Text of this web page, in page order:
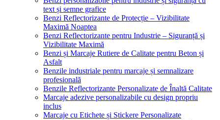
text și semne grafice
Benzi Reflectorizante de Protecție – Vizibilitate
Maximă Noaptea
Benzi Reflectorizante pentru Industrie – Siguranță și
Vizibilitate Maximă
Benzi și Marcaje Rutiere de Calitate pentru Beton și
Asfalt
Benzile industriale pentru marcaje și semnalizare
profesională
Benzile Reflectorizante Personalizate de Înaltă Calitate
Marcaje adezive personalizabile cu design propriu
inclus
Marcaje cu Etichete și Stickere Personalizate